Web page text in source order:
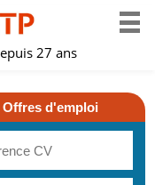
27 ans
Offres d'emploi